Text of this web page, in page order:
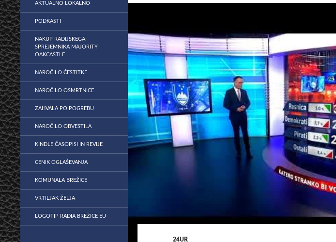
24UR
AKTUALNO LOKALNO
PODKASTI
NAKUP RADIJSKEGA
SPREJEMNIKA MAJORITY
OAKCASTLE
NAROČILO ČESTITKE
NAROČILO OSMRTNICE
ZAHVALA PO POGREBU
NAROČILO OBVESTILA
KINDLE ČASOPISI IN REVIJE
CENIK OGLAŠEVANJA
KOMUNALA BREŽICE
VRTILJAK ŽELJA
LOGOTIP RADIA BREŽICE EU